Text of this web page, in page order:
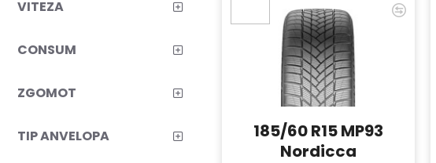
ZGOMOT
TIP ANVELOPA
CONSUM
VITEZA
185/60 R15 MP93
Nordicca